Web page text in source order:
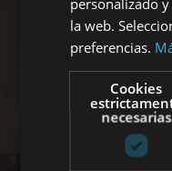
Web de la
participan con
de bodegas,
alojamientos.
la web.
preferencias.
Cookies
necesarias